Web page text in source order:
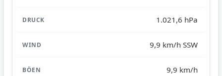
1.021,6 hPa
9,9 km/h SSW
9,9 km/h